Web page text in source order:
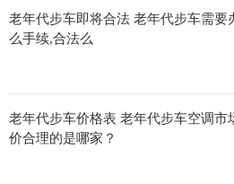
老年代步车即将合法 老年代步车需要
么手续,合法么
老年代步车价格表 老年代步车空调市
价合理的是哪家？